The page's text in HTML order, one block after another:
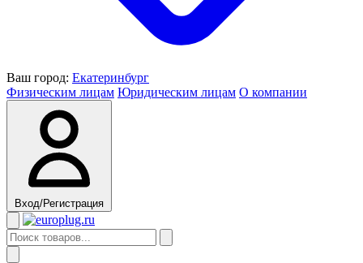
Ваш город: Екатеринбург
Физическим лицам Юридическим лицам О компании
Вход/Регистрация